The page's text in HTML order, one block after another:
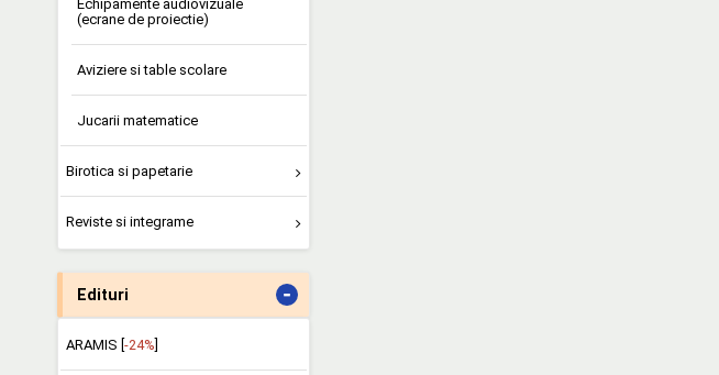
Echipamente audiovizuale
(ecrane de proiectie)
Aviziere si table scolare
Jucarii matematice
Birotica si papetarie
Reviste si integrame
Edituri -
ARAMIS [ -24%